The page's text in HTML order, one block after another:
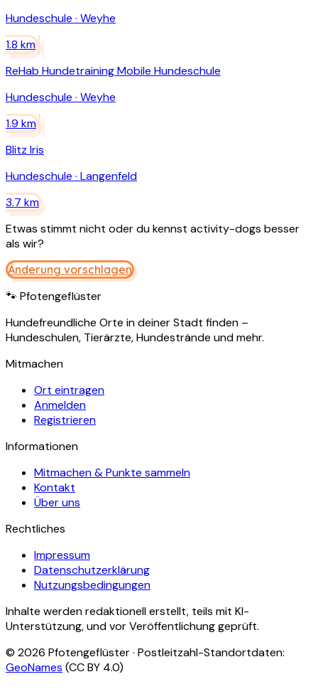
Hundeschule · Weyhe
1.8 km
ReHab Hundetraining Mobile Hundeschule
Hundeschule · Weyhe
1.9 km
Blitz Iris
Hundeschule · Langenfeld
3.7 km
Etwas stimmt nicht oder du kennst activity-dogs besser
als wir?
Änderung vorschlagen
🐾 Pfotengeflüster
Hundefreundliche Orte in deiner Stadt finden –
Hundeschulen, Tierärzte, Hundestrände und mehr.
Mitmachen
Ort eintragen
Anmelden
Registrieren
Informationen
Mitmachen & Punkte sammeln
Kontakt
Über uns
Rechtliches
Impressum
Datenschutzerklärung
Nutzungsbedingungen
Inhalte werden redaktionell erstellt, teils mit KI-
Unterstützung, und vor Veröffentlichung geprüft.
© 2026 Pfotengeflüster · Postleitzahl-Standortdaten:
GeoNames (CC BY 4.0)